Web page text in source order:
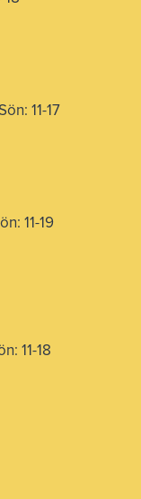
11-17
11-19
11-18